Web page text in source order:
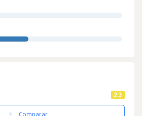
2.3
Comparar